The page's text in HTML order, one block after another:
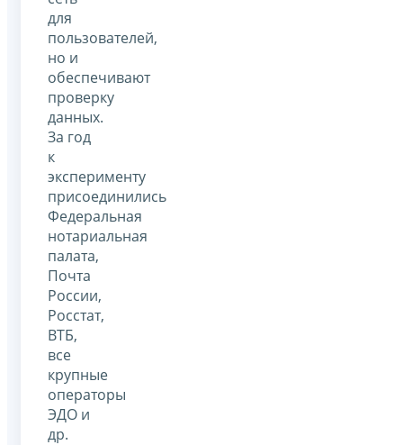
для
пользователей,
но и
обеспечивают
проверку
данных.
За год
к
эксперименту
присоединились
Федеральная
нотариальная
палата,
Почта
России,
Росстат,
ВТБ,
все
крупные
операторы
ЭДО и
др.